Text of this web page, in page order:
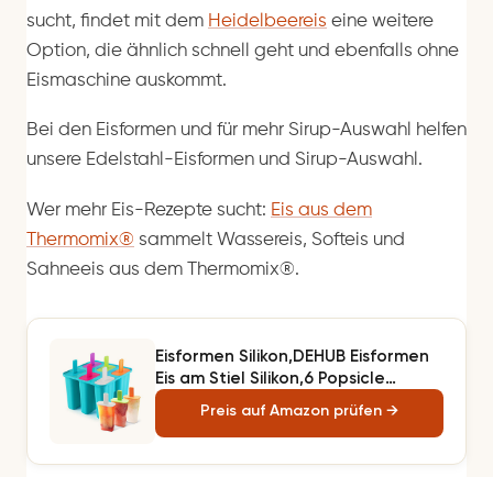
sucht, findet mit dem Heidelbeereis eine weitere
Option, die ähnlich schnell geht und ebenfalls ohne
Eismaschine auskommt.
Bei den Eisformen und für mehr Sirup-Auswahl helfen
unsere Edelstahl-Eisformen und Sirup-Auswahl.
Wer mehr Eis-Rezepte sucht: Eis aus dem
Thermomix® sammelt Wassereis, Softeis und
Sahneeis aus dem Thermomix®.
Eisformen Silikon,DEHUB Eisformen
Eis am Stiel Silikon,6 Popsicle
Formen Set,LFGB Geprüft und BPA
Frei Eisform Lebensmittelqualität
EIS-Pop-Hersteller,Ice Lolly Mold
mit Sticks und Tropfschutz(Blau)
Preis auf Amazon prüfen →